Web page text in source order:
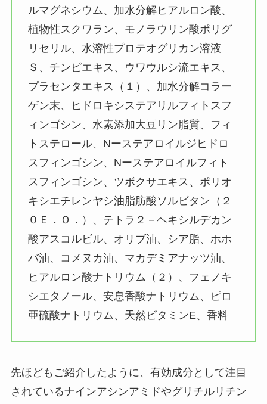
ルマグネシウム、加水分解ヒアルロン酸、
植物性スクワラン、モノラウリン酸ポリグ
リセリル、水溶性プロテオグリカン溶液
Ｓ、チンピエキス、ウワウルシ流エキス、
プラセンタエキス（１）、加水分解コラー
ゲン末、ヒドロキシステアリルフィトスフ
ィンゴシン、水素添加大豆リン脂質、フィ
トステロール、Nーステアロイルジヒドロ
スフィンゴシン、Nーステアロイルフィト
スフィンゴシン、ツボクサエキス、ポリオ
キシエチレンヤシ油脂肪酸ソルビタン（２
０Ｅ．Ｏ．）、テトラ２－ヘキシルデカン
酸アスコルビル、オリブ油、シア脂、ホホ
バ油、コメヌカ油、マカデミアナッツ油、
ヒアルロン酸ナトリウム（２）、フェノキ
シエタノール、安息香酸ナトリウム、ピロ
亜硫酸ナトリウム、天然ビタミンE、香料
先ほどもご紹介したように、有効成分として注目
されているナインアシンアミドやグリチルリチン